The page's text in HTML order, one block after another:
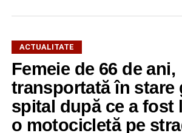
ACTUALITATE
Femeie de 66 de ani,
transportată în stare
spital după ce a fost
o motocicletă pe